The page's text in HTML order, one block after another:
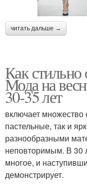
читать дальше →
Как стильно
Мода на
30-35 лет
включает
пастельные, так и
разнообразными
неповторимым. В 30
многое, и
демонстрирует.